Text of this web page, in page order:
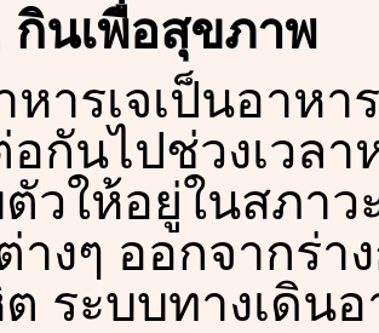
กินเพื่อสุขภาพ
หารเจเป็นอาห
กันไปช่วงเวลา
วให้อยู่ในสภา
างๆ ออกจากร่า
ระบบทางเดิน